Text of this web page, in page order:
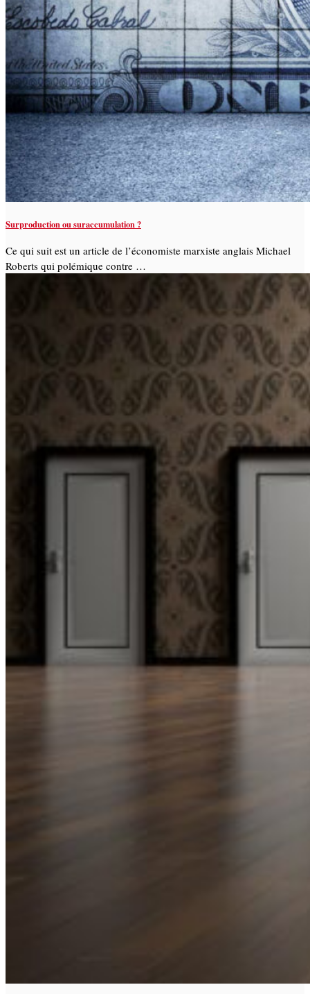
Surproduction ou suraccumulation ?
Ce qui suit est un article de l’économiste marxiste anglais Michael
Roberts qui polémique contre …